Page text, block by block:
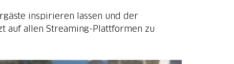
inspirieren lassen und der
auf allen Streaming-Plattformen zu